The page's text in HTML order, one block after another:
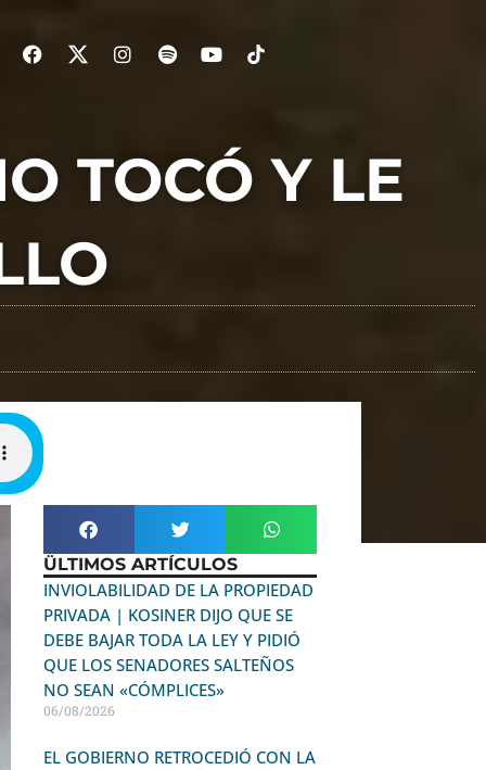
TOCÓ Y LE
ÜLTIMOS ARTÍCULOS
INVIOLABILIDAD DE LA PROPIEDAD
PRIVADA | KOSINER DIJO QUE SE
DEBE BAJAR TODA LA LEY Y PIDIÓ
QUE LOS SENADORES SALTEÑOS
NO SEAN «CÓMPLICES»
06/08/2026
EL GOBIERNO RETROCEDIÓ CON LA